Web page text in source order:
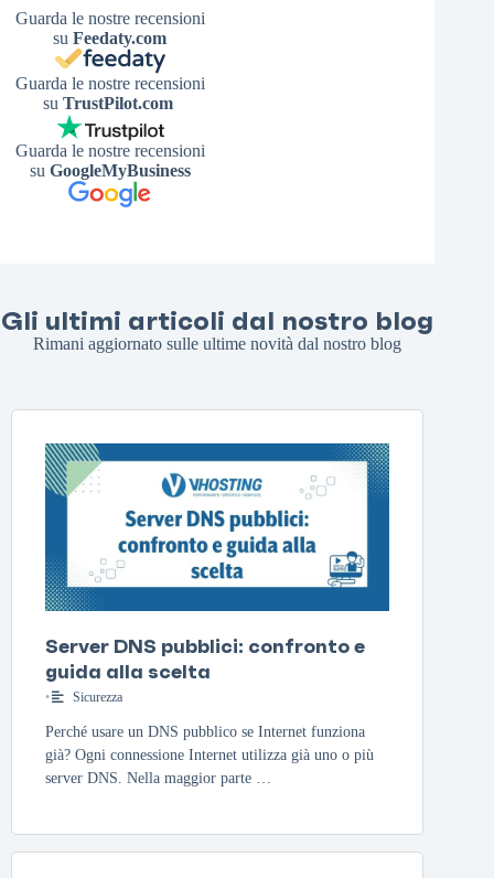
Guarda le nostre recensioni
suFeedaty.com
Guarda le nostre recensioni
su TrustPilot.com
Guarda le nostre recensioni
su GoogleMyBusiness
Gli ultimi articoli dal nostro blog
Rimani aggiornato sulle ultime novità dal nostro blog
Server DNS pubblici: confronto e
guida alla scelta
• Sicurezza
Perché usare un DNS pubblico se Internet funziona
già? Ogni connessione Internet utilizza già uno o più
server DNS. Nella maggior parte …